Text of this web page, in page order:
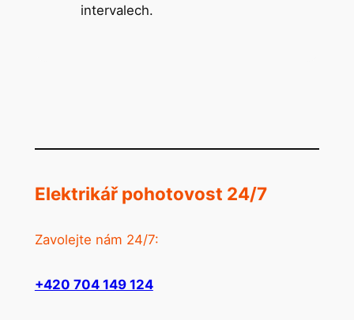
intervalech.
Elektrikář pohotovost 24/7
Zavolejte nám 24/7:
+420 704 149 124